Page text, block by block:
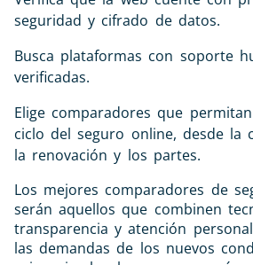
seguridad y cifrado de datos.
Busca plataformas con soporte
verificadas.
Elige comparadores que
ciclo del seguro online, desde la
la renovación y los partes.
Los mejores comparadores de
serán aquellos que combinen
transparencia y atención
las demandas de los nuevos